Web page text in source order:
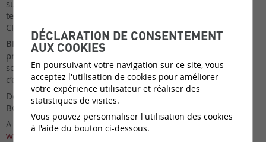
surprendre le client et de lui offrir un aperçu des dernières
tendances en matière de décoration d’intérieur, l’idée de la
CRAZY BOX est née.
BLACK BEAUTIES :Le noir affirme les volumes, crée de la
profondeur. Il est l’expression de l’élégance et de la
sobriété. Sa présence apporte équilibre et caractère. Le noir
c’est chic !
Découvrez l'élégance du noir à travers la nouvelle "CRAZY
BOX - Black Beauties."
A découvrir à la Rue de la Drague 16A à Sion // plus d'info:
www.intemporel.ch
DÉCLARATION DE CONSENTEMENT
AUX COOKIES
En poursuivant votre navigation sur ce site, vous
acceptez l'utilisation de cookies pour améliorer
votre expérience utilisateur et réaliser des
statistiques de visites.
Vous pouvez personnaliser l'utilisation des cookies
à l'aide du bouton ci-dessous.